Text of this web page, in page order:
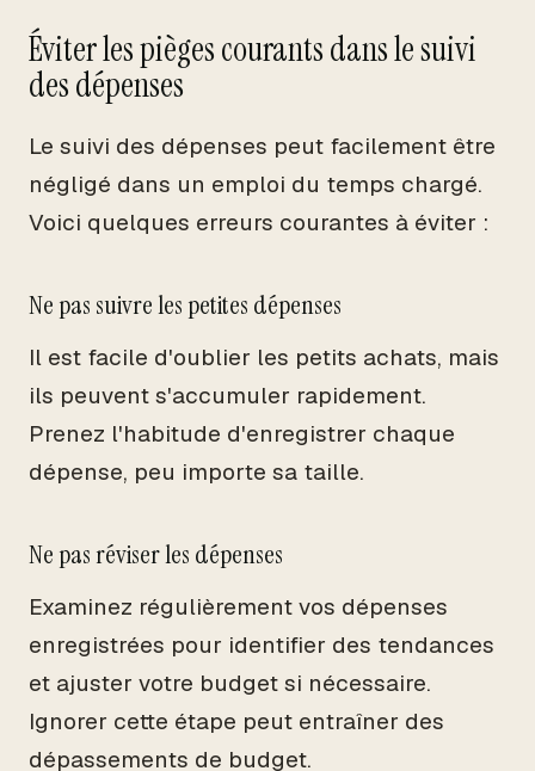
Éviter les pièges courants dans le suivi
des dépenses
Le suivi des dépenses peut facilement être
négligé dans un emploi du temps chargé.
Voici quelques erreurs courantes à éviter :
Ne pas suivre les petites dépenses
Il est facile d'oublier les petits achats, mais
ils peuvent s'accumuler rapidement.
Prenez l'habitude d'enregistrer chaque
dépense, peu importe sa taille.
Ne pas réviser les dépenses
Examinez régulièrement vos dépenses
enregistrées pour identifier des tendances
et ajuster votre budget si nécessaire.
Ignorer cette étape peut entraîner des
dépassements de budget.